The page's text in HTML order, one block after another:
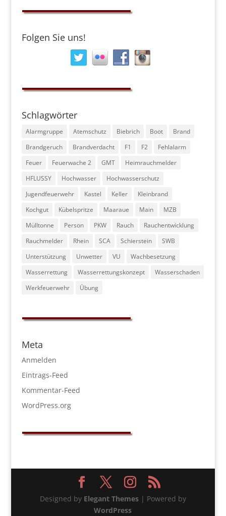
Folgen Sie uns!
Schlagwörter
Alarmgruppe Atemschutz Biebrich Boot
Brand
Brandgeruch
Brandverdacht F1 F2
Fehlalarm
Feuer
Feuerwache 2 GMT
Heimrauchmelder
HFLUSSY
Hochwasser
Hochwasserschutz
Jugendfeuerwehr
Kastel Keller
Kleinbrand
Kochgut
Kübelspritze Maaraue Main
MZB
Mülltonne
Person PKW Rauch
Rauchentwicklung
Rauchmelder
Rhein SCA Schierstein
SWB
Unterstützung
Unwetter VU
Wachbesetzung
Wasserrettung
Wasserrettungskonzept
Wasserschaden
Werkfeuerwehr
Übung
Meta
Anmelden
Eintrags-Feed
Kommentar-Feed
WordPress.org
Designed by Elegant Themes| Powered by
WordPress